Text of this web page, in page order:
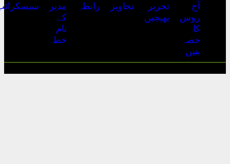
رابطہ
مدیر
کے
سبسکرائب
ہمارے
بارے
میں
اشتہارات